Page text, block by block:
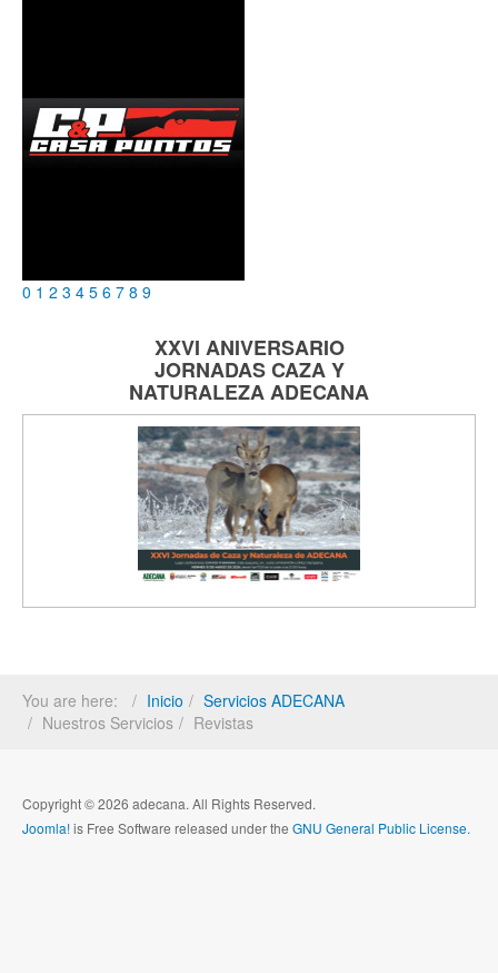
0 1 2 3 4 5 6 7 8 9
XXVI ANIVERSARIO
JORNADASCAZA Y
NATURALEZAADECANA
You are here: Inicio
Servicios ADECANA
Nuestros Servicios
Revistas
Copyright © 2026 adecana. All Rights Reserved.
Joomla!is Free Software released under the GNU General Public License.